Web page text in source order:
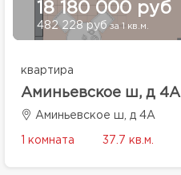
18 180 000 руб
482 228 рубза 1 кв.м.
квартира
Аминьевское ш, д 4А
Аминьевское ш, д 4А
1 комната 37.7 кв.м.